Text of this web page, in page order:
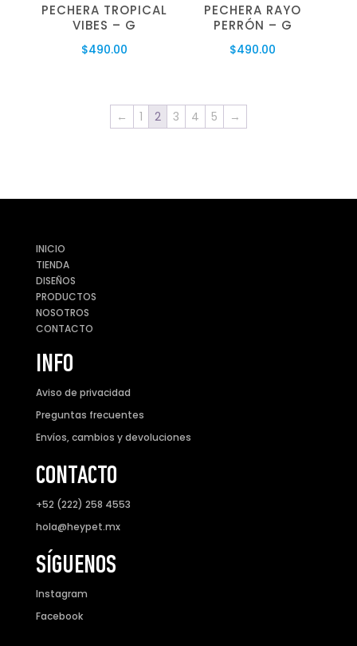
PECHERA TROPICAL
VIBES – G
$490.00
PECHERA RAYO
PERRÓN – G
$490.00
← 1 2 3 4 5 →
INICIO
TIENDA
DISEÑOS
PRODUCTOS
NOSOTROS
CONTACTO
INFO
Aviso de privacidad
Preguntas frecuentes
Envíos, cambios y devoluciones
CONTACTO
+52 (222) 258 4553
hola@heypet.mx
SÍGUENOS
Instagram
Facebook